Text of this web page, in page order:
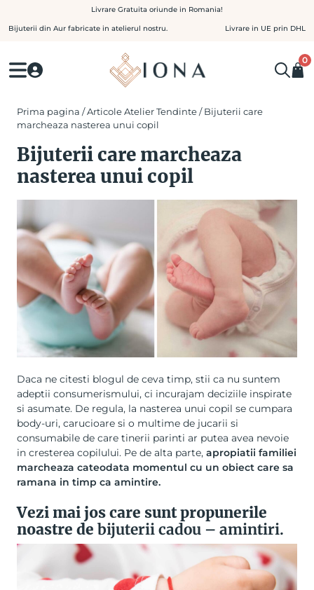
to
Livrare Gratuita oriunde in Romania!
Bijuterii din Aur fabricate in atelierul nostru. Livrare in UE prin DHL
0
Prima pagina /Articole Atelier Tendinte/ Bijuterii care
marcheaza nasterea unui copil
Bijuterii care marcheaza
nasterea unui copil
Daca ne citesti blogul de ceva timp, stii ca nu suntem
adeptii consumerismului, ci incurajam deciziile inspirate
si asumate. De regula, la nasterea unui copil se cumpara
body-uri, carucioare si o multime de jucarii si
consumabile de care tinerii parinti ar putea avea nevoie
in cresterea copilului. Pe de alta parte, apropiatii familiei
marcheaza cateodata momentul cu un obiect care sa
ramana in timp ca amintire.
Vezi mai jos care sunt propunerile
noastre de bijuterii cadou – amintiri.